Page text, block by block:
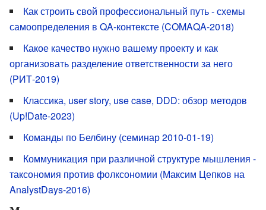
Как строить свой профессиональный путь - схемы
самоопределения в QA-контексте (COMAQA-2018)
Какое качество нужно вашему проекту и как
организовать разделение ответственности за него
(РИТ-2019)
Классика, user story, use case, DDD: обзор методов
(Up!Date-2023)
Команды по Белбину (семинар 2010-01-19)
Коммуникация при различной структуре мышления -
таксономия против фолксономии (Максим Цепков на
AnalystDays-2016)